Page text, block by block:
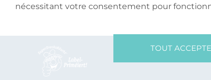
nécessitant votre consentement pour
TOUT